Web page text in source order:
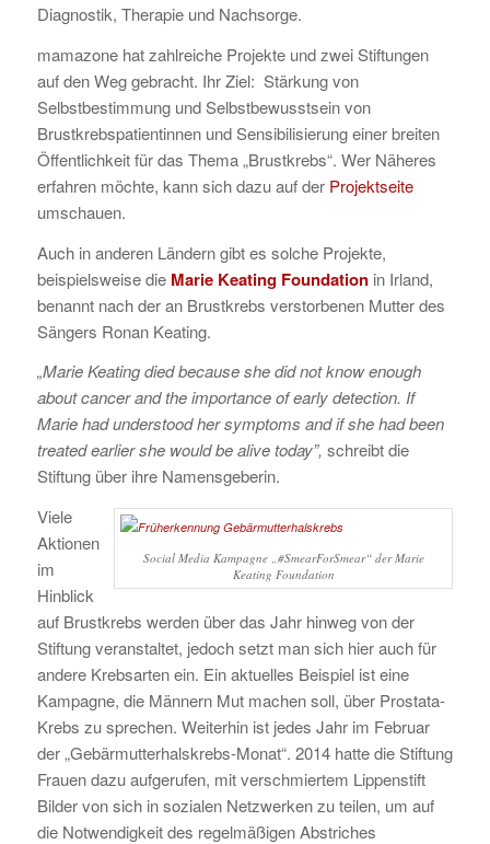
Diagnostik, Therapie und Nachsorge.
mamazone hat zahlreiche Projekte und zwei Stiftungen
auf den Weg gebracht. Ihr Ziel: Stärkung von
Selbstbestimmung und Selbstbewusstsein von
Brustkrebspatientinnen und Sensibilisierung einer breiten
Öffentlichkeit für das Thema „Brustkrebs“. Wer Näheres
erfahren möchte, kann sich dazu auf der Projektseite
umschauen.
Auch in anderen Ländern gibt es solche Projekte,
beispielsweise die Marie Keating Foundationin Irland,
benannt nach der an Brustkrebs verstorbenen Mutter des
Sängers Ronan Keating.
„Marie Keating died because she did not know enough
about cancer and the importance of early detection. If
Marie had understood her symptoms and if she had been
treated earlier she would be alive today”, schreibt die
Stiftung über ihre Namensgeberin.
Social Media Kampagne „#SmearForSmear“ der Marie
Keating Foundation
Viele
Aktionen
im
Hinblick
auf Brustkrebs werden über das Jahr hinweg von der
Stiftung veranstaltet, jedoch setzt man sich hier auch für
andere Krebsarten ein. Ein aktuelles Beispiel ist eine
Kampagne, die Männern Mut machen soll, über Prostata-
Krebs zu sprechen. Weiterhin ist jedes Jahr im Februar
der „Gebärmutterhalskrebs-Monat“. 2014 hatte die Stiftung
Frauen dazu aufgerufen, mit verschmiertem Lippenstift
Bilder von sich in sozialen Netzwerken zu teilen, um auf
die Notwendigkeit des regelmäßigen Abstriches